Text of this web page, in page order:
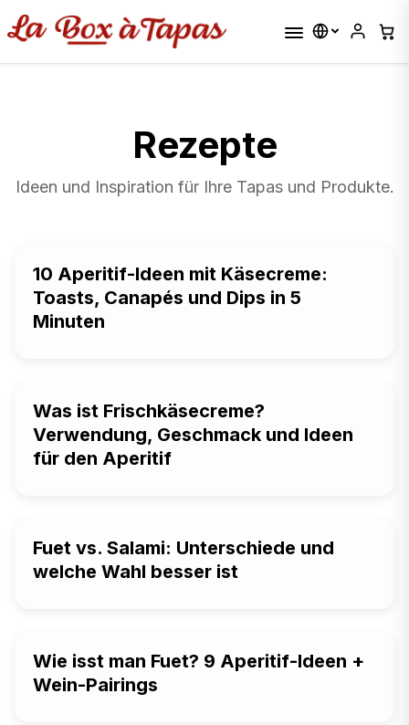
Rezepte
Ideen und Inspiration für Ihre Tapas und Produkte.
10 Aperitif-Ideen mit Käsecreme:
Toasts, Canapés und Dips in 5
Minuten
Was ist Frischkäsecreme?
Verwendung, Geschmack und Ideen
für den Aperitif
Fuet vs. Salami: Unterschiede und
welche Wahl besser ist
Wie isst man Fuet? 9 Aperitif-Ideen +
Wein-Pairings